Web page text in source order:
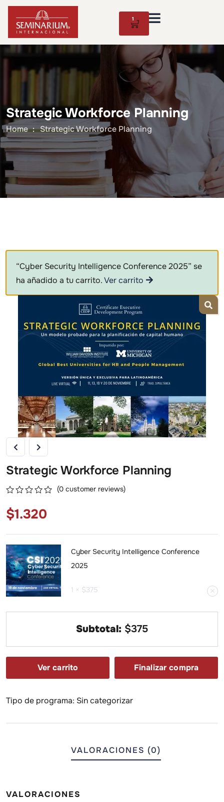
1
Strategic Workforce Planning
Home Strategic Workforce Planning
“Cyber Security Intelligence Conference 2025” se
ha añadido a tu carrito.Ver carrito
Strategic Workforce Planning
out
of
customer
ratings
(0 customer reviews)
$1.320
Cyber Security Intelligence Conference
2025
1 × $375
Subtotal: $375
Ver carrito Finalizar compra
Tipo de programa: Sin categorizar
VALORACIONES (0)
VALORACIONES